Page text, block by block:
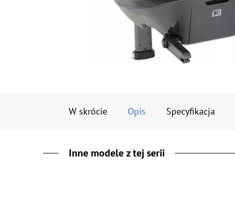
W skrócie Opis Specyfikacja
Inne modele z tej serii